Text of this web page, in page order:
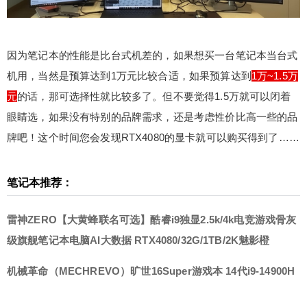
因为笔记本的性能是比台式机差的，如果想买一台笔记本当台式
机用，当然是预算达到1万元比较合适，如果预算达到 1万~1.5万
元的话，那可选择性就比较多了。但不要觉得1.5万就可以闭着
眼睛选，如果没有特别的品牌需求，还是考虑性价比高一些的品
牌吧！这个时间您会发现RTX4080的显卡就可以购买得到了……
笔记本推荐：
雷神ZERO【大黄蜂联名可选】酷睿i9独显2.5k/4k电竞游戏骨灰
级旗舰笔记本电脑AI大数据 RTX4080/32G/1TB/2K魅影橙
机械革命（MECHREVO）旷世16Super游戏本 14代i9-14900H
适，如果预算达到1万~1.5万元的话，那可选择性就
品牌吧！这个时间您会发现RTX4080的显卡就可以
购买得到了…… 笔记本推荐： 雷神ZERO【大黄蜂
联名可选】酷睿i9独显2.5k/4k电竞游戏骨灰级旗舰
笔记本电脑AI大数据 RTX4080/32G/1TB/2K魅影橙
代i9-14900HX处理器满血4080/4090高性能办公笔
置：32G 2T 雷神Zero 911 16英寸游戏本 笔记本电
脑(24核i9-13900HX 32G DDR5 1T RTX4080满血 2
40Hz 2.5K屏) 机械革命（MECHREVO）旷世16Su
家级笔记本 旷世16S-i9-14900HX/4080/240 官方标
配-DDR5-32G/P 注：资料收集京东商城（2023110
扫描二维码继续阅读